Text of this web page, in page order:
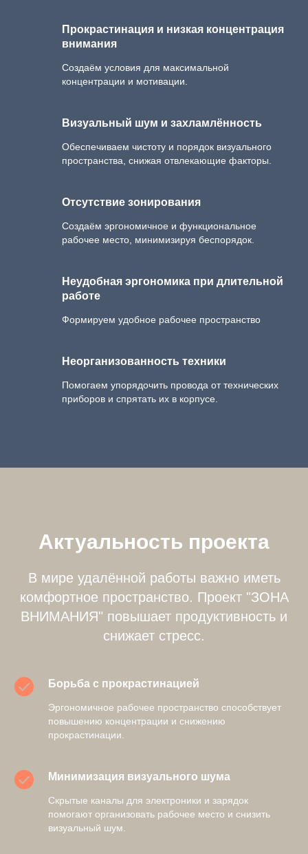
Прокрастинация и низкая концентрация
внимания
Создаём условия для максимальной
концентрации и мотивации.
Визуальный шум и захламлённость
Обеспечиваем чистоту и порядок визуального
пространства, снижая отвлекающие факторы.
Отсутствие зонирования
Создаём эргономичное и функциональное
рабочее место, минимизируя беспорядок.
Неудобная эргономика при длительной
работе
Формируем удобное рабочее пространство
Неорганизованность техники
Помогаем упорядочить провода от технических
приборов и спрятать их в корпусе.
Актуальность проекта
В мире удалённой работы важно иметь
комфортное пространство. Проект "ЗОНА
ВНИМАНИЯ" повышает продуктивность и
снижает стресс.
Борьба с прокрастинацией
Эргономичное рабочее пространство способствует
повышению концентрации и снижению
прокрастинации.
Минимизация визуального шума
Скрытые каналы для электроники и зарядок
помогают организовать рабочее место и снизить
визуальный шум.